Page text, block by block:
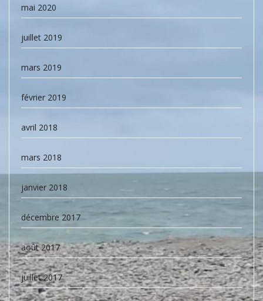
mai 2020
juillet 2019
mars 2019
février 2019
avril 2018
mars 2018
janvier 2018
décembre 2017
août 2017
juillet 2017